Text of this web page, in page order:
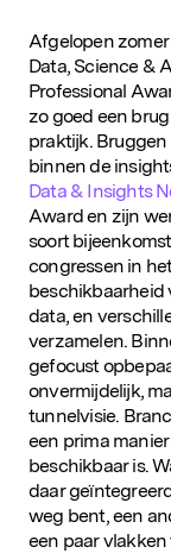
Afgelopen
Data, Science &
Professional
zo goed een
praktijk.
binnen de
Data & Insights
Award en zijn
soort
congressen in
beschikbaarheid
data, en
verzamelen.
gefocust
onvermijdelijk,
tunnelvisie.
een prima
beschikbaar is.
daar
weg bent, een
een paar vlakken